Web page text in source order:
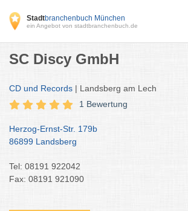
Stadtbranchenbuch München
ein Angebot von stadtbranchenbuch.de
SC Discy GmbH
CD und Records | Landsberg am Lech
1 Bewertung
Herzog-Ernst-Str. 179b
86899 Landsberg
Tel: 08191 922042
Fax: 08191 921090